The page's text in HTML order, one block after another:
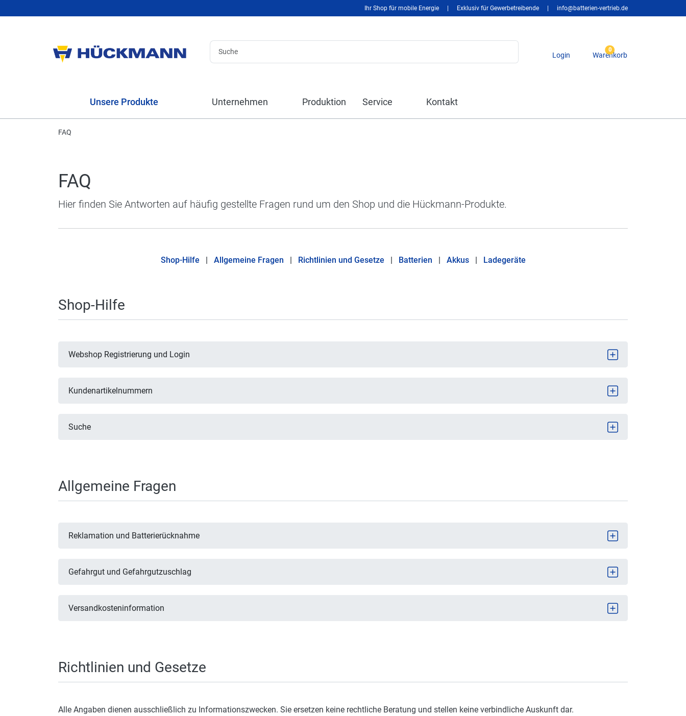
Ihr Shop für mobile Energie Exklusiv für Gewerbetreibende info@batterien-vertrieb.de
Login
0
Warenkorb
Unsere Produkte Unternehmen Produktion Service Kontakt
FAQ
FAQ
Hier finden Sie Antworten auf häufig gestellte Fragen rund um den Shop und die Hückmann-Produkte.
Shop-Hilfe | Allgemeine Fragen | Richtlinien und Gesetze | Batterien | Akkus| Ladegeräte
Shop-Hilfe
Webshop Registrierung und Login
Kundenartikelnummern
Suche
Allgemeine Fragen
Reklamation und Batterierücknahme
Gefahrgut und Gefahrgutzuschlag
Versandkosteninformation
Richtlinien und Gesetze
Alle Angaben dienen ausschließlich zu Informationszwecken. Sie ersetzen keine rechtliche Beratung und stellen keine verbindliche Auskunft dar.